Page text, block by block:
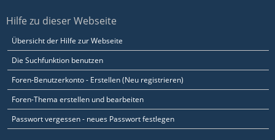
Hilfe zu dieser Webseite
Übersicht der Hilfe zur Webseite
Die Suchfunktion benutzen
Foren-Benutzerkonto - Erstellen (Neu registrieren)
Foren-Thema erstellen und bearbeiten
Passwort vergessen - neues Passwort festlegen